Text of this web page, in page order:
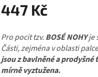
447 Kč
cena:
Pro pocit tzv. BOSÉ NOHYje
Části, zejména v oblasti
jsou z bavlněné a
mírně vyztužena.